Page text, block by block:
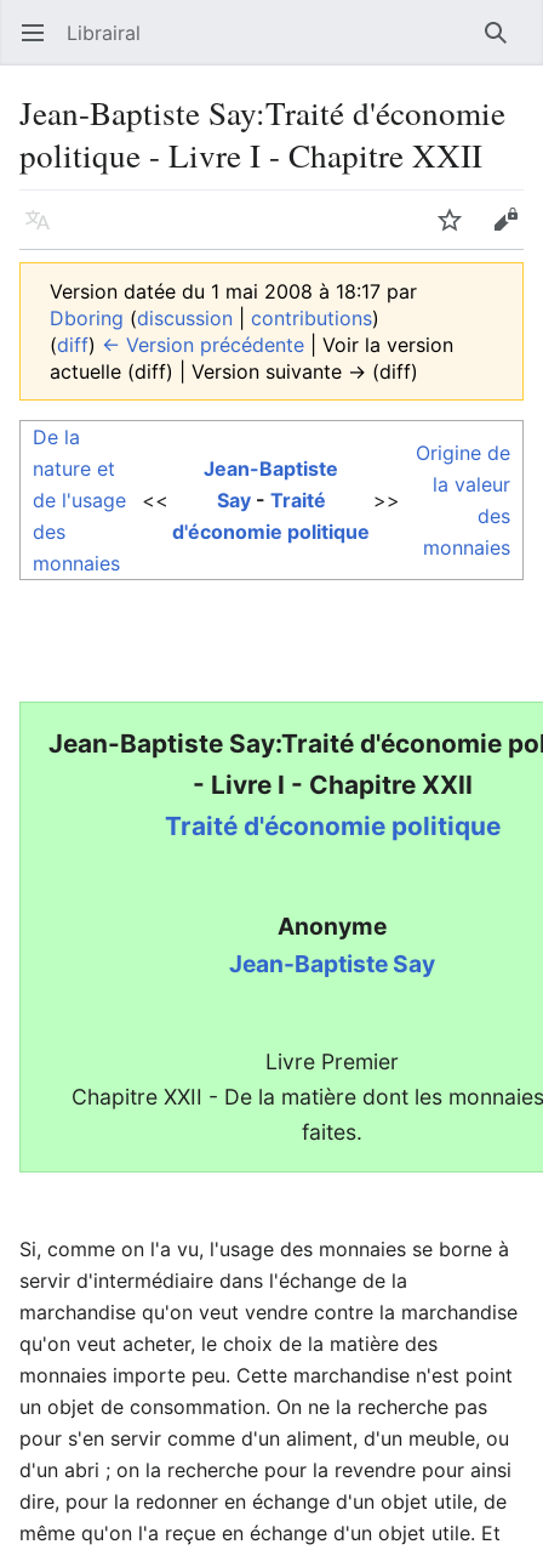
Ouvrir le menu principal Librairal
Jean-Baptiste Say:Traité d'économie
politique - Livre I - Chapitre XXII
Langue Suivre
Version datée du 1 mai 2008 à 18:17 par
Dboring (discussion contributions)
(diff) ← Version précédente | Voir la version
actuelle (diff) | Version suivante → (diff)
De la
nature et
de l'usage
des
monnaies
<<
Jean-Baptiste
Say- Traité
d'économie politique
>>
Origine de
la valeur
des
monnaies
Jean-Baptiste Say:Traité d'économie
- Livre I - Chapitre XXII
Traité d'économie politique
Anonyme
Jean-Baptiste Say
Livre Premier
Chapitre XXII - De la matière dont les
faites.
Si, comme on l'a vu, l'usage des monnaies se borne à
servir d'intermédiaire dans l'échange de la
marchandise qu'on veut vendre contre la marchandise
qu'on veut acheter, le choix de la matière des
monnaies importe peu. Cette marchandise n'est point
un objet de consommation. On ne la recherche pas
pour s'en servir comme d'un aliment, d'un meuble, ou
d'un abri ; on la recherche pour la revendre pour ainsi
dire, pour la redonner en échange d'un objet utile, de
même qu'on l'a reçue en échange d'un objet utile. Et